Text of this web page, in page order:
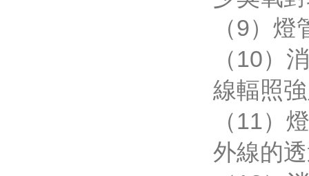
（9）
（10）
線輻照
（11）
外線的